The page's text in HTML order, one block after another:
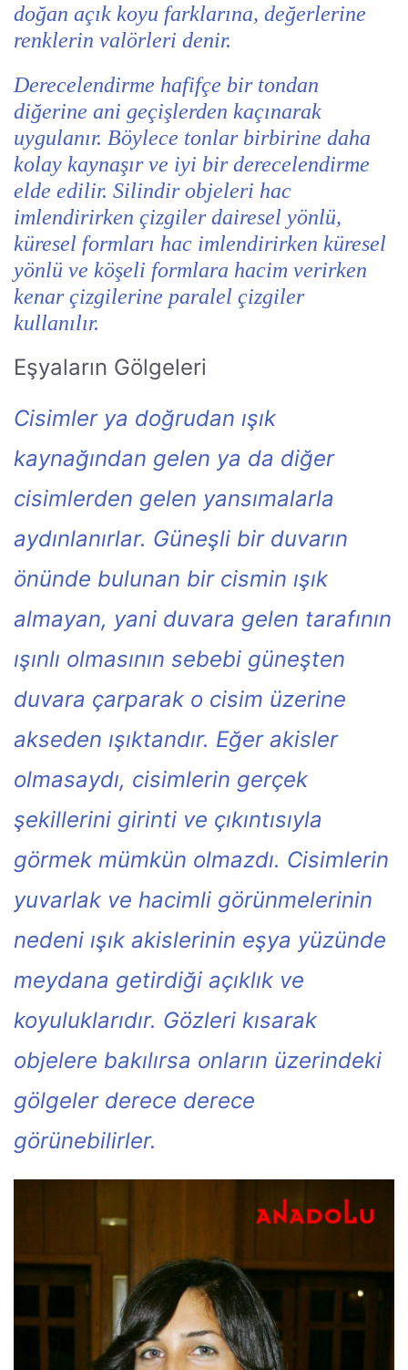
doğan açık koyu farklarına, değerlerine
renklerin valörleri denir.
Derecelendirme hafifçe bir tondan
diğerine ani geçişlerden kaçınarak
uygulanır. Böylece tonlar birbirine daha
kolay kaynaşır ve iyi bir derecelendirme
elde edilir. Silindir objeleri hac
imlendirirken çizgiler dairesel yönlü,
küresel formları hac imlendirirken küresel
yönlü ve köşeli formlara hacim verirken
kenar çizgilerine paralel çizgiler
kullanılır.
Eşyaların Gölgeleri
Cisimler ya doğrudan ışık
kaynağından gelen ya da diğer
cisimlerden gelen yansımalarla
aydınlanırlar. Güneşli bir duvarın
önünde bulunan bir cismin ışık
almayan, yani duvara gelen tarafının
ışınlı olmasının sebebi güneşten
duvara çarparak o cisim üzerine
akseden ışıktandır. Eğer akisler
olmasaydı, cisimlerin gerçek
şekillerini girinti ve çıkıntısıyla
görmek mümkün olmazdı. Cisimlerin
yuvarlak ve hacimli görünmelerinin
nedeni ışık akislerinin eşya yüzünde
meydana getirdiği açıklık ve
koyuluklarıdır. Gözleri kısarak
objelere bakılırsa onların üzerindeki
gölgeler derece derece
görünebilirler.